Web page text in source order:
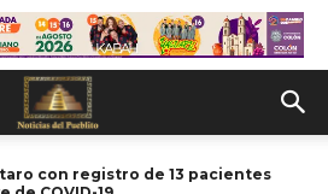
con registro de 13 pacientes